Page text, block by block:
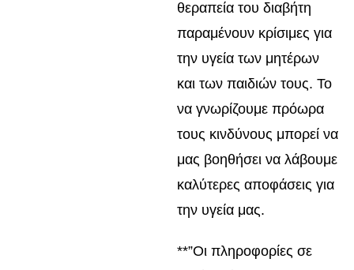
θεραπεία του διαβήτη
παραμένουν κρίσιμες για
την υγεία των μητέρων
και των παιδιών τους. Το
να γνωρίζουμε πρόωρα
τους κινδύνους μπορεί να
μας βοηθήσει να λάβουμε
καλύτερες αποφάσεις για
την υγεία μας.
**”Οι πληροφορίες σε